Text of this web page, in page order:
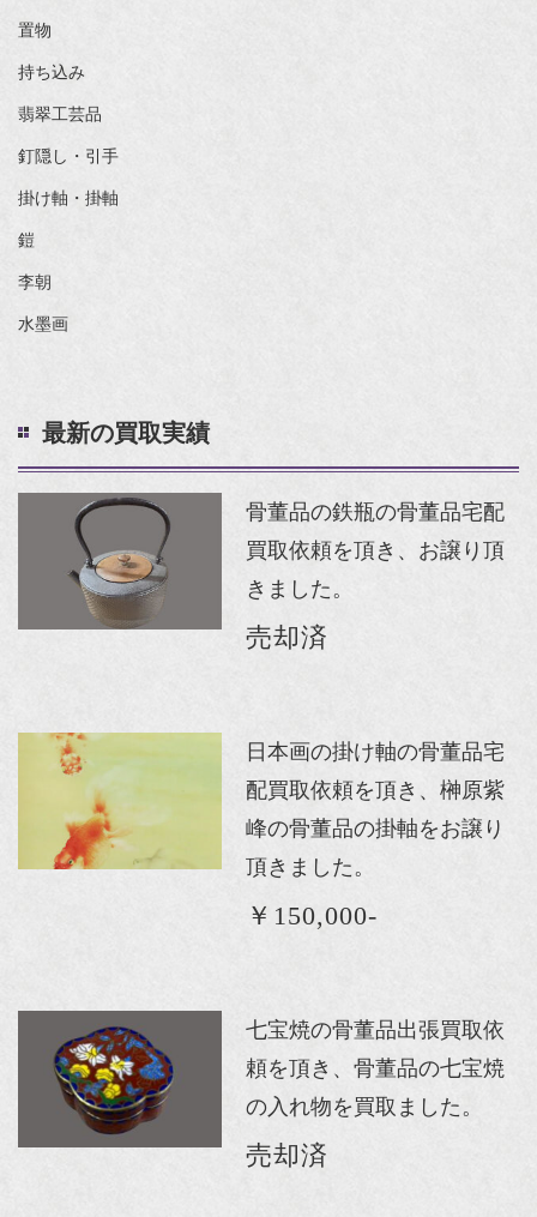
置物
持ち込み
翡翠工芸品
釘隠し・引手
掛け軸・掛軸
鎧
李朝
水墨画
最新の買取実績
骨董品の鉄瓶の骨董品宅配
買取依頼を頂き、お譲り頂
きました。
売却済
日本画の掛け軸の骨董品宅
配買取依頼を頂き、榊原紫
峰の骨董品の掛軸をお譲り
頂きました。
￥150,000-
七宝焼の骨董品出張買取依
頼を頂き、骨董品の七宝焼
の入れ物を買取ました。
売却済